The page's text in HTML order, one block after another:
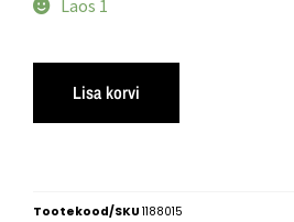
Laos 1
Lisa korvi
Tootekood/SKU 1188015